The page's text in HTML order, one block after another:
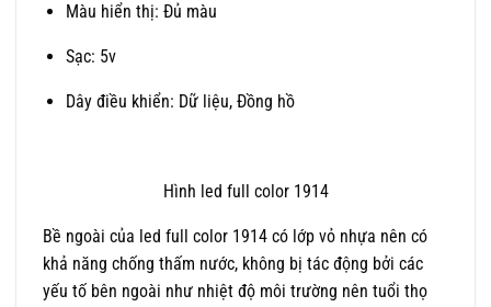
Màu hiển thị: Đủ màu
Sạc: 5v
Dây điều khiển: Dữ liệu, Đồng hồ
Hình led full color 1914
Bề ngoài của led full color 1914 có lớp vỏ nhựa nên có
khả năng chống thấm nước, không bị tác động bởi các
yếu tố bên ngoài như nhiệt độ môi trường nên tuổi thọ